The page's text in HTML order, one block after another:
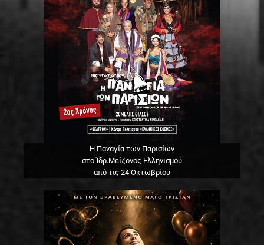
Η Παναγία των Παρισίων
στο Ίδρ.Μείζονος Ελληνισμού
από τις 24 Οκτωβρίου